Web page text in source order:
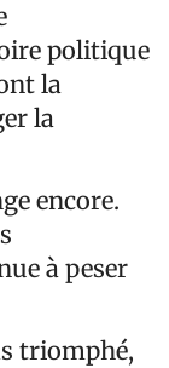
politique
la
la
encore.
à peser
triomphé,